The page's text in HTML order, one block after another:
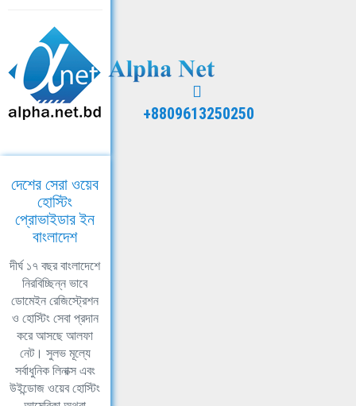
+8809613250250
দেশের সেরা ওয়েব
হোস্টিং
প্রোভাইডার ইন
বাংলাদেশ
দীর্ঘ ১৭ বছর বাংলাদেশে
নিরবিচ্ছিন্ন ভাবে
ডোমেইন রেজিস্ট্রেশন
ও হোস্টিং সেবা প্রদান
করে আসছে আলফা
নেট। সুলভ মূল্যে
সর্বাধুনিক লিনাক্স এবং
উইন্ডোজ ওয়েব হোস্টিং